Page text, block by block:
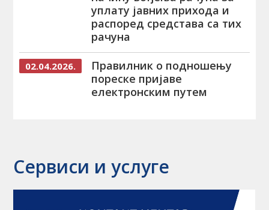
уплату јавних прихода и
распоред средстава са тих
рачуна
02.04.2026.
Правилник о подношењу
пореске пријаве
електронским путем
Сервиси и услуге